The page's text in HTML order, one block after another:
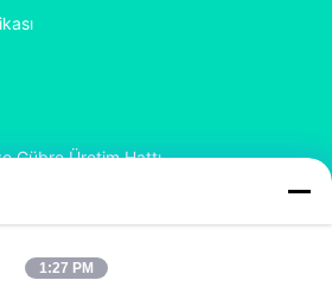
Gübre Üretim Hattı
Makinesi
Makinesi
1:27 PM